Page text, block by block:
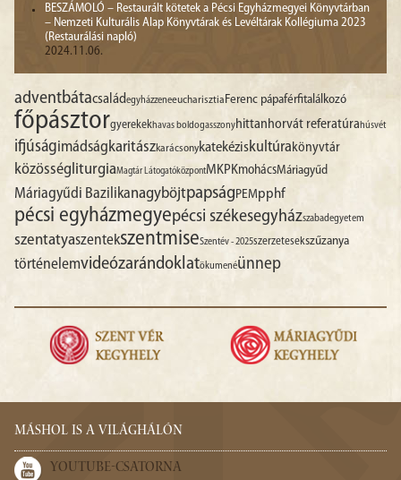
BESZÁMOLÓ – Restaurált kötetek a Pécsi Egyházmegyei Könyvtárban
– Nemzeti Kulturális Alap Könyvtárak és Levéltárak Kollégiuma 2023
(Restaurálási napló)
2024.11.06.
adventbátacsaládegyházzeneeucharisztia Ferenc pápaférfitalálkozó
főpásztorgyerekekhavas boldogasszonyhittanhorvát referatúrahúsvét
ifjúságimádságkaritászkarácsonykatekéziskultúra könyvtár
közösség liturgiaMagtár LátogatóközpontMKPKmohácsMáriagyűd
Máriagyűdi Bazilikanagyböjtpapság PEMpphf
pécsi egyházmegyepécsi székesegyházszabadegyetem
szentatyaszentekszentmiseSzentév - 2025szerzetesekszűzanya
történelemvideózarándoklatökumenéünnep
MÁSHOL IS A VILÁGHÁLÓN
YOUTUBE-CSATORNA